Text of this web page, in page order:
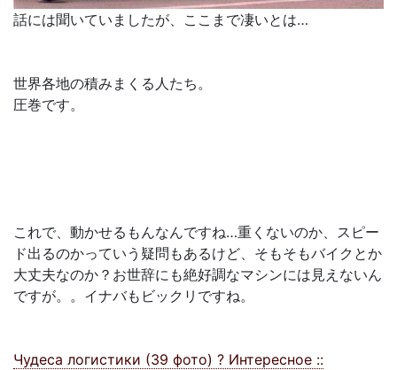
話には聞いていましたが、ここまで凄いとは…
世界各地の積みまくる人たち。
圧巻です。
これで、動かせるもんなんですね…重くないのか、スピー
ド出るのかっていう疑問もあるけど、そもそもバイクとか
大丈夫なのか？お世辞にも絶好調なマシンには見えないん
ですが。。イナバもビックリですね。
Чудеса логистики (39 фото) ? Интересное ::